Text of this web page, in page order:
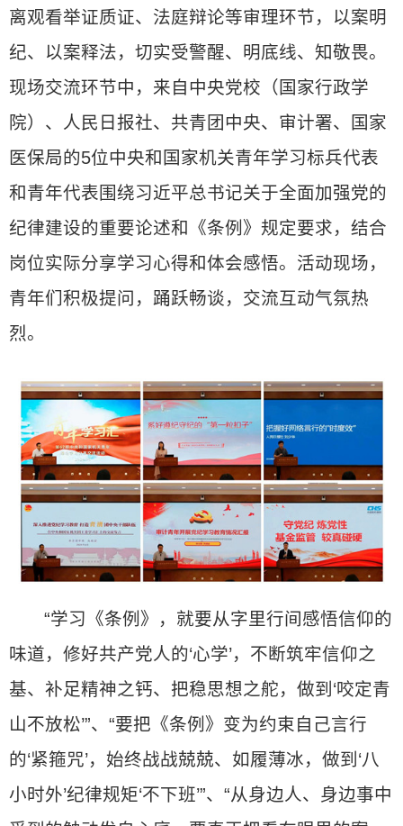
离观看举证质证、法庭辩论等审理环节，以案明
纪、以案释法，切实受警醒、明底线、知敬畏。
现场交流环节中，来自中央党校（国家行政学
院）、人民日报社、共青团中央、审计署、国家
医保局的5位中央和国家机关青年学习标兵代表
和青年代表围绕习近平总书记关于全面加强党的
纪律建设的重要论述和《条例》规定要求，结合
岗位实际分享学习心得和体会感悟。活动现场，
青年们积极提问，踊跃畅谈，交流互动气氛热
烈。
“学习《条例》，就要从字里行间感悟信仰的
味道，修好共产党人的‘心学’，不断筑牢信仰之
基、补足精神之钙、把稳思想之舵，做到‘咬定青
山不放松’”、“要把《条例》变为约束自己言行
的‘紧箍咒’，始终战战兢兢、如履薄冰，做到‘八
小时外’纪律规矩‘不下班’”、“从身边人、身边事中